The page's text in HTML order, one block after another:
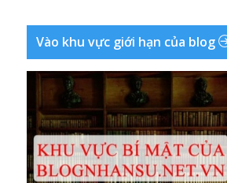
Vào khu vực giới hạn của blog